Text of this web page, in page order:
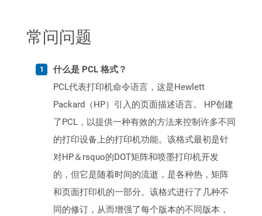
常问问题
什么是 PCL 格式？
PCL代表打印机命令语言，这是Hewlett
Packard（HP）引入的页面描述语言。 HP创建
了PCL，以提供一种有效的方法来控制许多不同
的打印设备上的打印机功能。该格式最初是针
对HP＆rsquo的DOT矩阵和喷墨打印机开发
的，但它是随着时间的流逝，是各种热，矩阵
和页面打印机的一部分。该格式进行了几种不
同的修订，从而增强了每个版本的不同版本，